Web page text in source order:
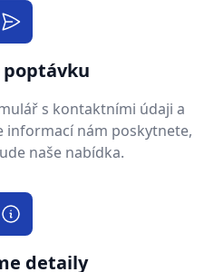
s kontaktními údaji a
informací nám poskytnete,
naše nabídka.
detaily